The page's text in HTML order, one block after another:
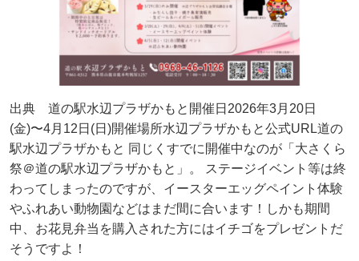
出典 道の駅水辺プラザかもと開催日2026年3月20日
(金)〜4月12日(日)開催場所水辺プラザかもと公式URL道の
駅水辺プラザかもと 同じくすでに開催中なのが「大さくら
祭＠道の駅水辺プラザかもと」。 ステージイベント等は終
わってしまったのですが、イースターエッグペイント体験
やふれあい動物園などはまだ間に合います！しかも期間
中、お花見弁当を購入された方にはイチゴをプレゼントだ
そうですよ！